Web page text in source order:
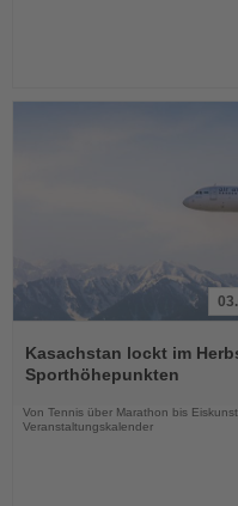
Sie
die
Nachrichten
Kasachstan lockt im
Sporthöhepunkten
Von Tennis über Marathon bis
Veranstaltungskalender